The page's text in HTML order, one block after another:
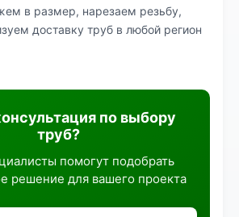
в размер, нарезаем резьбу,
доставку труб в любой регион
по выбору
труб?
помогут подобрать
решение для вашего проекта